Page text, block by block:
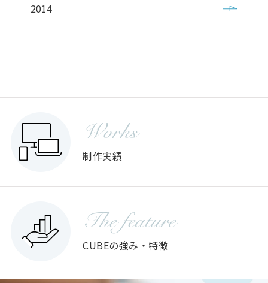
2014
Works
制作実績
The feature
CUBEの強み・特徴